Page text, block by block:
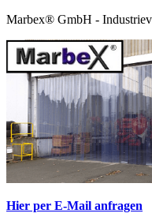
Marbex® GmbH -
Hier per E-Mail anfragen